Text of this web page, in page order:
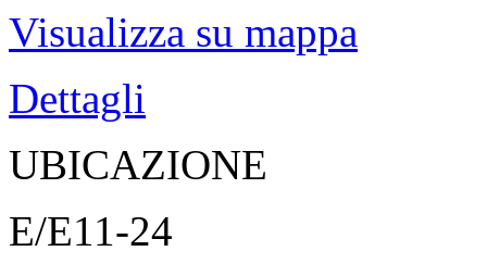
Visualizza su mappa
Dettagli
UBICAZIONE
E/E11-24